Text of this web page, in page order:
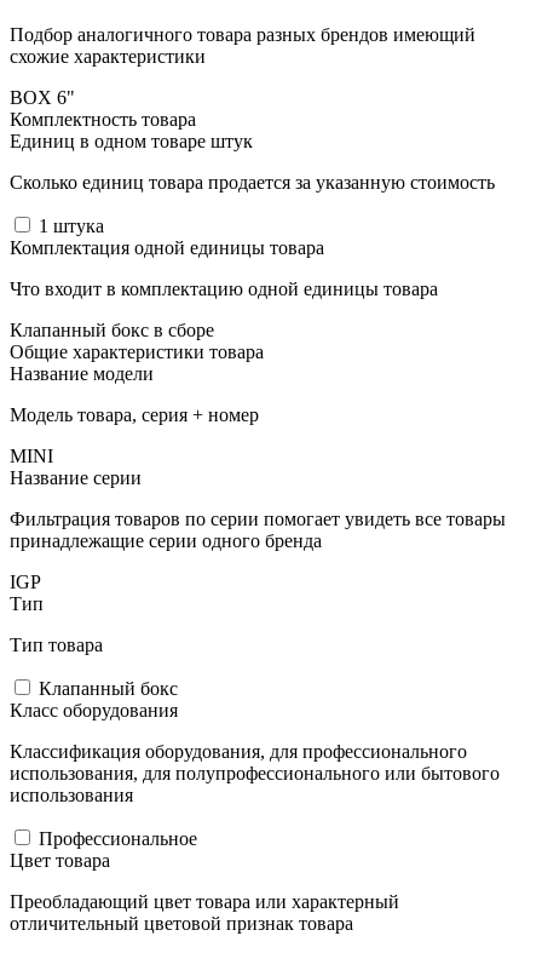
Подбор аналогичного товара разных брендов имеющий
схожие характеристики
BOX 6"
Комплектность товара
Единиц в одном товаре штук
Сколько единиц товара продается за указанную стоимость
1 штука
Комплектация одной единицы товара
Что входит в комплектацию одной единицы товара
Клапанный бокс в сборе
Общие характеристики товара
Название модели
Модель товара, серия + номер
MINI
Название серии
Фильтрация товаров по серии помогает увидеть все товары
принадлежащие серии одного бренда
IGP
Тип
Тип товара
Клапанный бокс
Класс оборудования
Классификация оборудования, для профессионального
использования, для полупрофессионального или бытового
использования
Профессиональное
Цвет товара
Преобладающий цвет товара или характерный
отличительный цветовой признак товара